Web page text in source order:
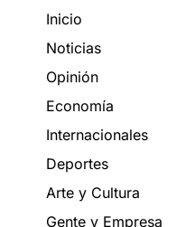
Inicio
Noticias
Opinión
Economía
Internacionales
Deportes
Arte y Cultura
Gente y Empresa